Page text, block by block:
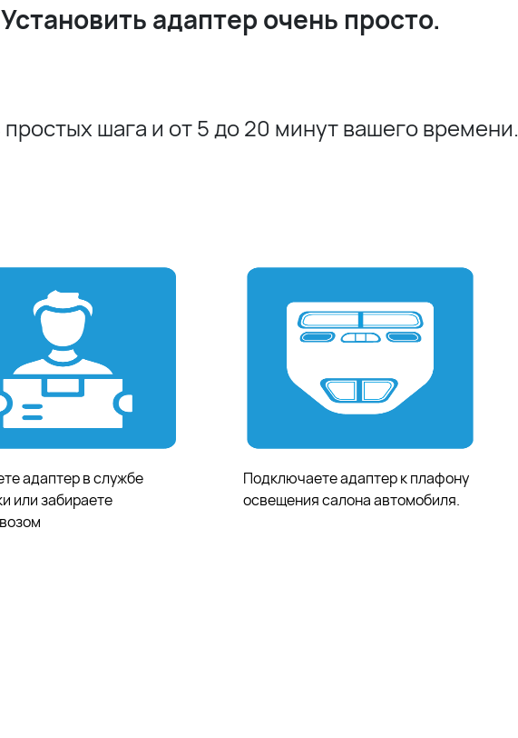
Установить адаптер очень просто.
простых шага и от 5 до 20 минут вашего времени.
адаптер в службе
или забираете
Подключаете адаптер к плафону
освещения салона автомобиля.